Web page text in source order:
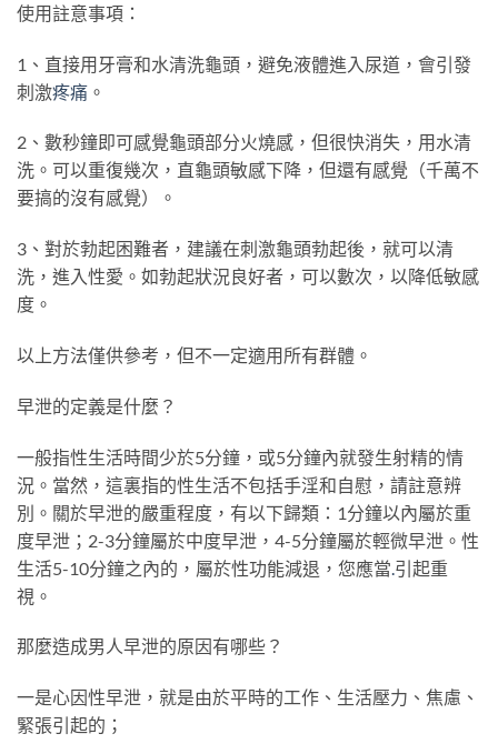
使用註意事項：
1、直接用牙膏和水清洗龜頭，避免液體進入尿道，會引發
刺激疼痛 。
2、數秒鐘即可感覺龜頭部分火燒感，但很快消失，用水清
洗。可以重復幾次，直龜頭敏感下降，但還有感覺（千萬不
要搞的沒有感覺）。
3、對於勃起困難者，建議在刺激龜頭勃起後，就可以清
洗，進入性愛。如勃起狀況良好者，可以數次，以降低敏感
度。
以上方法僅供參考，但不一定適用所有群體。
早泄的定義是什麼？
一般指性生活時間少於5分鐘，或5分鐘內就發生射精的情
況。當然，這裏指的性生活不包括手淫和自慰，請註意辨
別。關於早泄的嚴重程度，有以下歸類：1分鐘以內屬於重
度早泄；2-3分鐘屬於中度早泄，4-5分鐘屬於輕微早泄。性
生活5-10分鐘之內的，屬於性功能減退，您應當 引起重
視。
那麼造成男人早泄的原因有哪些？
一是心因性早泄，就是由於平時的工作、生活壓力、焦慮、
緊張引起的；